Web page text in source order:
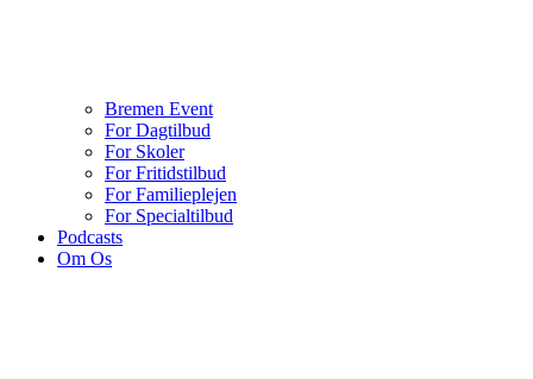
Bremen Event
For Dagtilbud
For Skoler
For Fritidstilbud
For Familieplejen
For Specialtilbud
Podcasts
Om Os